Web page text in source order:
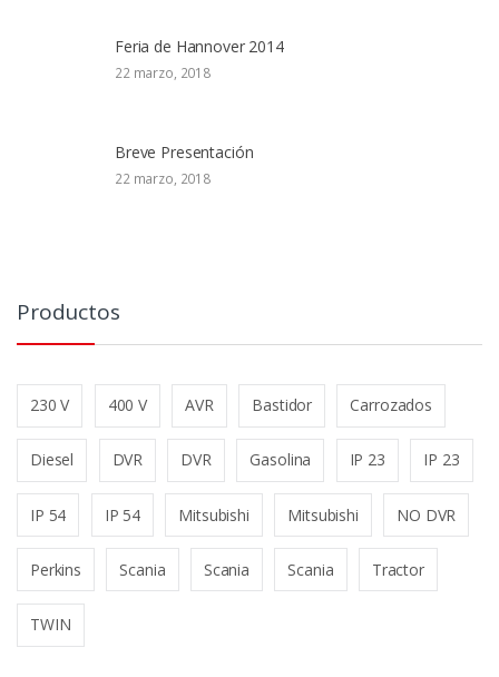
Feria de Hannover 2014
22 marzo, 2018
Breve Presentación
22 marzo, 2018
Productos
230 V 400 V AVR Bastidor Carrozados
Diesel DVR DVR Gasolina IP 23 IP 23
IP 54 IP 54 Mitsubishi Mitsubishi NO DVR
Perkins Scania Scania Scania Tractor
TWIN